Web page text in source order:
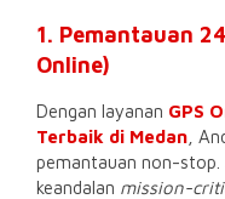
1. Pemantauan
Online)
Dengan layanan GPS
Terbaik di Medan ,
pemantauan non-stop.
keandalan mission-